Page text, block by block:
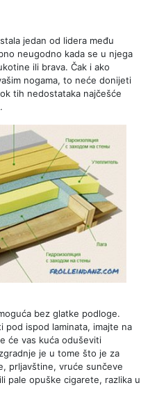
jedan od lidera među
neugodno kada se u njega
ili brava. Čak i ako
nogama, to neće donijeti
tih nedostataka najčešće
bez glatke podloge.
pod ispod laminata, imajte na
će vas kuća oduševiti
je u tome što je za
prljavštine, vruće sunčeve
pale opuške cigarete, razlika u